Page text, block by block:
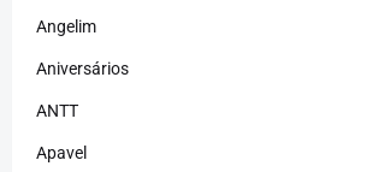
Angelim
Aniversários
ANTT
Apavel